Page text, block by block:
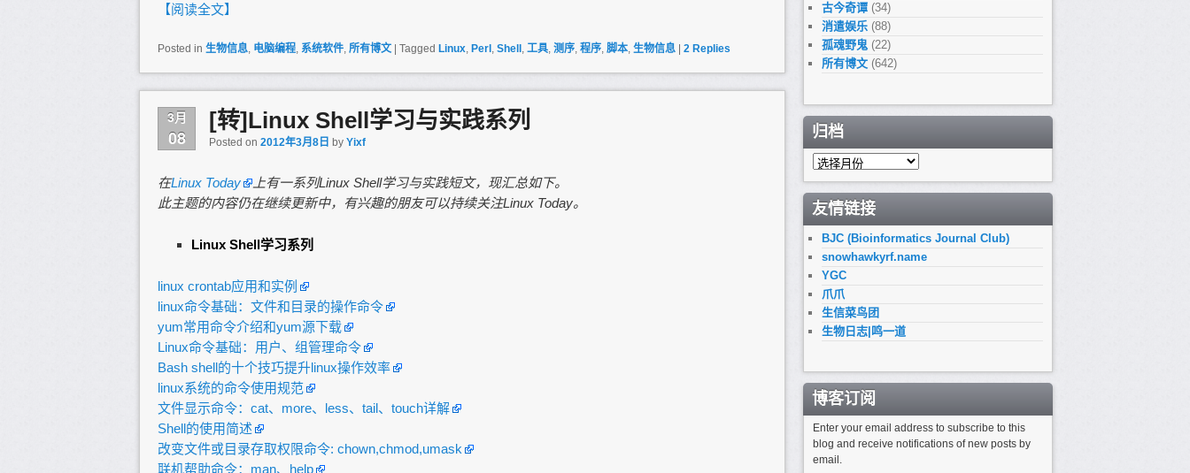
【阅读全文】
Posted in 生物信息, 电脑编程, 系统软件, 所有博文 Tagged Linux, Perl , Shell , 工具, 测序, 程序, 脚本, 生物信息 2 Replies
3月
08
[转]Linux Shell学习与实践系列
Posted on 2012年3月8日 by Yixf
在Linux Today
上有一系列Linux Shell学习与实践短文，现汇总如下。
此主题的内容仍在继续更新中，有兴趣的朋友可以持续关注Linux Today。
Linux Shell学习系列
linux crontab应用和实例
linux命令基础：文件和目录的操作命令
yum常用命令介绍和yum源下载
Linux命令基础：用户、组管理命令
Bash shell的十个技巧提升linux操作效率
linux系统的命令使用规范
文件显示命令：cat、more、less、tail、touch详解
Shell的使用简述
改变文件或目录存取权限命令: chown,chmod,umask
联机帮助命令：man、help
古今奇谭 (34)
消遣娱乐 (88)
孤魂野鬼 (22)
所有博文 (642)
归档
归
友情链接
BJC (Bioinformatics Journal Club)
snowhawkyrf.name
YGC
爪爪
生信菜鸟团
生物日志|鸣一道
博客订阅
Enter your email address to subscribe to this
blog and receive notifications of new posts by
email.